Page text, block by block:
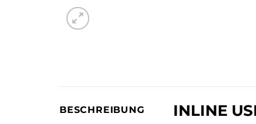
BESCHREIBUNG INLINE